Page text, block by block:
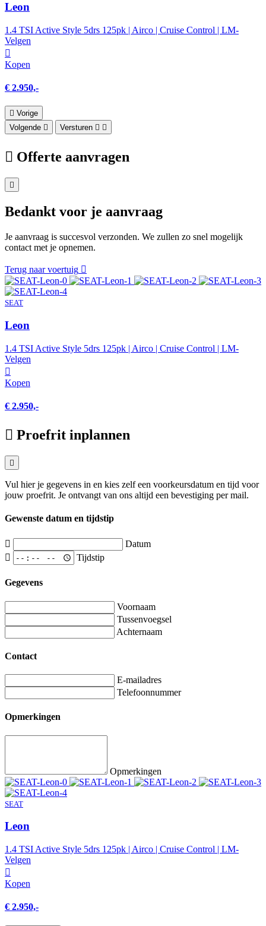
Leon
1.4 TSI Active Style 5drs 125pk | Airco | Cruise Control | LM-
Velgen
Kopen
€ 2.950,-
Vorige
Volgende
Versturen
Offerte aanvragen
Bedankt voor je aanvraag
Je aanvraag is succesvol verzonden. We zullen zo snel mogelijk
contact met je opnemen.
Terug naar voertuig
SEAT
Leon
1.4 TSI Active Style 5drs 125pk | Airco | Cruise Control | LM-
Velgen
Kopen
€ 2.950,-
Proefrit inplannen
Vul hier je gegevens in en kies zelf een voorkeursdatum en tijd voor
jouw proefrit. Je ontvangt van ons altijd een bevestiging per mail.
Gewenste datum en tijdstip
Datum
Tijdstip
Gegevens
Voornaam
Tussenvoegsel
Achternaam
Contact
E-mailadres
Telefoonnummer
Opmerkingen
Opmerkingen
SEAT
Leon
1.4 TSI Active Style 5drs 125pk | Airco | Cruise Control | LM-
Velgen
Kopen
€ 2.950,-